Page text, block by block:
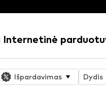
Internetinė
Išpardavimas Dydis